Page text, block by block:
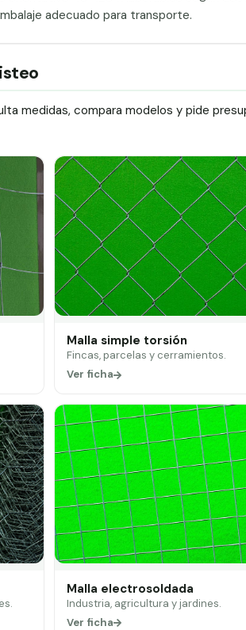
adecuado para transporte.
medidas, compara modelos y pide
Malla simple torsión
Fincas, parcelas y cerramientos.
Ver ficha
Malla electrosoldada
Industria, agricultura y jardines.
Ver ficha